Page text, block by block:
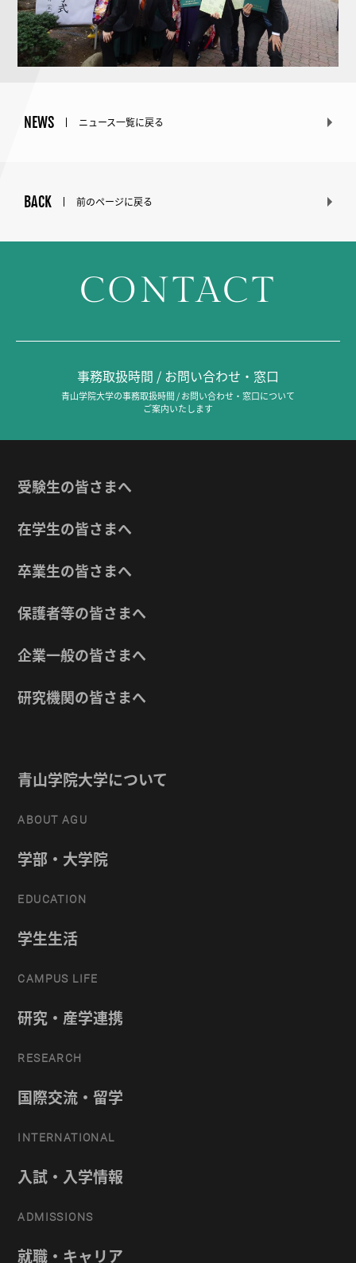
NEWS ニュース一覧に戻る
BACK 前のページに戻る
CONTACT
事務取扱時間 / お問い合わせ・窓口
青山学院大学の事務取扱時間 / お問い合わせ・窓口について
ご案内いたします
受験生の皆さまへ
在学生の皆さまへ
卒業生の皆さまへ
保護者等の皆さまへ
企業一般の皆さまへ
研究機関の皆さまへ
青山学院大学について
ABOUT AGU
学部・大学院
EDUCATION
学生生活
CAMPUS LIFE
研究・産学連携
RESEARCH
国際交流・留学
INTERNATIONAL
入試・入学情報
ADMISSIONS
就職・キャリア